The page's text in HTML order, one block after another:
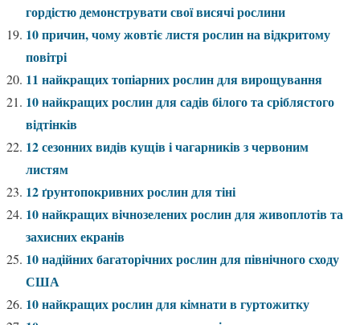
гордістю демонструвати свої висячі рослини
10 причин, чому жовтіє листя рослин на відкритому
повітрі
11 найкращих топіарних рослин для вирощування
10 найкращих рослин для садів білого та сріблястого
відтінків
12 сезонних видів кущів і чагарників з червоним
листям
12 ґрунтопокривних рослин для тіні
10 найкращих вічнозелених рослин для живоплотів та
захисних екранів
10 надійних багаторічних рослин для північного сходу
США
10 найкращих рослин для кімнати в гуртожитку